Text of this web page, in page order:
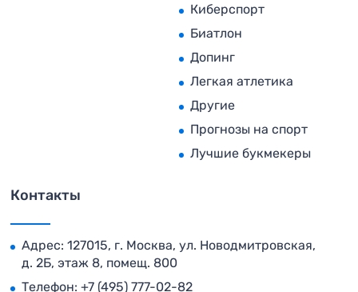
Киберспорт
Биатлон
Допинг
Легкая атлетика
Другие
Прогнозы на спорт
Лучшие букмекеры
Контакты
Адрес: 127015, г. Москва, ул. Новодмитровская,
д. 2Б, этаж 8, помещ. 800
Телефон: +7 (495) 777-02-82